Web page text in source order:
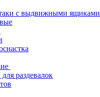
с выдвижными ящиками
раздевалок